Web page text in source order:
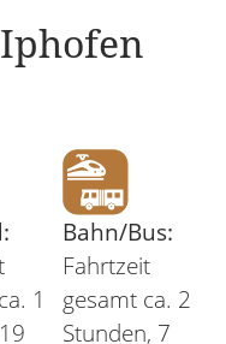
1
Bahn/Bus:
Fahrtzeit
gesamt ca. 2
Stunden, 7